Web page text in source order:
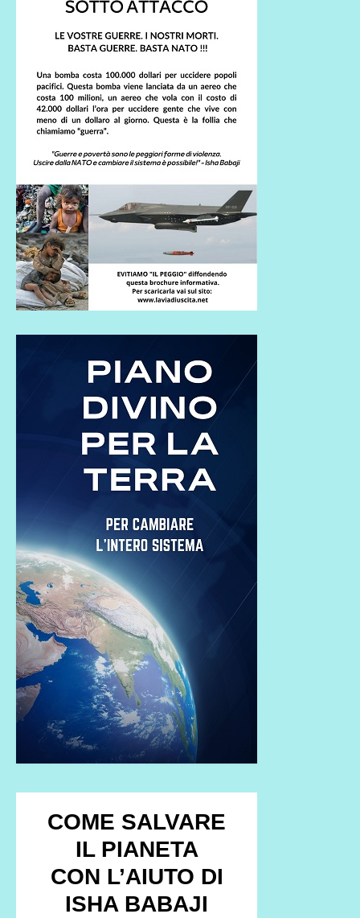
COME SALVARE
IL PIANETA
CON L’AIUTO DI
ISHA BABAJI